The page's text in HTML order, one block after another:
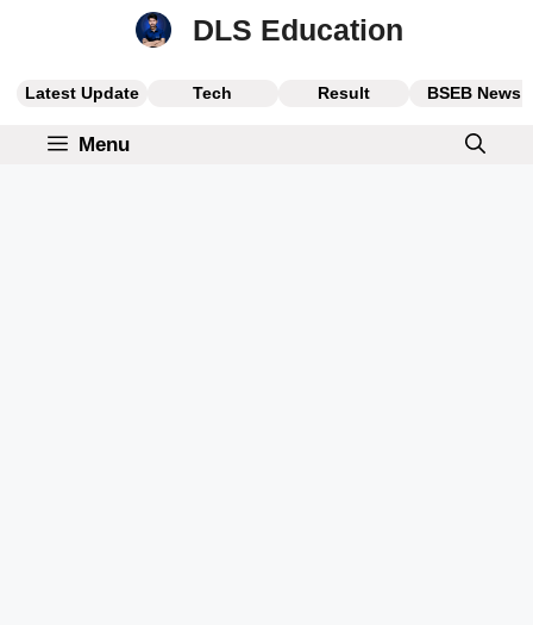
DLS Education
Latest Update Tech Result BSEB News
Menu